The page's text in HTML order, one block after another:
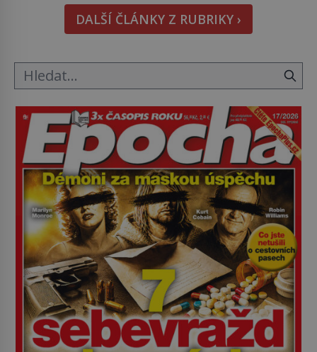
nějakém žít. Mezi ty nejslavnější patří i římské
ghetto založené v roce 1555. Pokud jde o vztah
k Židům, nemá se Řím čím chlubit. […]
DALŠÍ ČLÁNKY Z RUBRIKY ›